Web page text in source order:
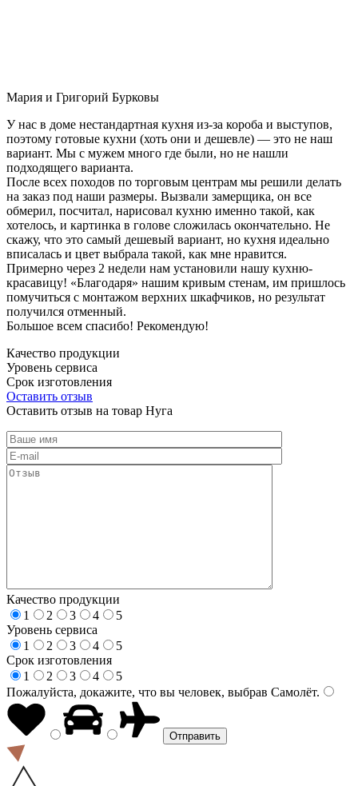
Мария и Григорий Бурковы
У нас в доме нестандартная кухня из-за короба и выступов,
поэтому готовые кухни (хоть они и дешевле) — это не наш
вариант. Мы с мужем много где были, но не нашли
подходящего варианта.
После всех походов по торговым центрам мы решили делать
на заказ под наши размеры. Вызвали замерщика, он все
обмерил, посчитал, нарисовал кухню именно такой, как
хотелось, и картинка в голове сложилась окончательно. Не
скажу, что это самый дешевый вариант, но кухня идеально
вписалась и цвет выбрала такой, как мне нравится.
Примерно через 2 недели нам установили нашу кухню-
красавицу! «Благодаря» нашим кривым стенам, им пришлось
помучиться с монтажом верхних шкафчиков, но результат
получился отменный.
Большое всем спасибо! Рекомендую!
Качество продукции
Уровень сервиса
Срок изготовления
Оставить отзыв
Оставить отзыв на товар Нуга
Качество продукции
1
2 3 4
5
Уровень сервиса
1
2 3 4
5
Срок изготовления
1
2 3 4
5
Пожалуйста, докажите, что вы человек, выбрав Самолёт.